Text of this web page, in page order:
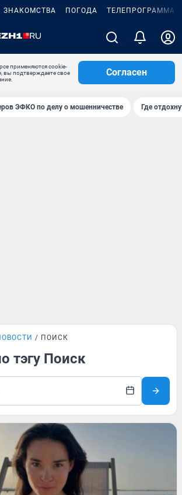
ЗНАКОМСТВА ПОГОДА ТЕЛЕПРОГРАММА
применяются cookie-
вы подтверждаете свое
Согласен
ЭФКО по делу о мошенничестве Где
ПОИСК
тэгу Поиск